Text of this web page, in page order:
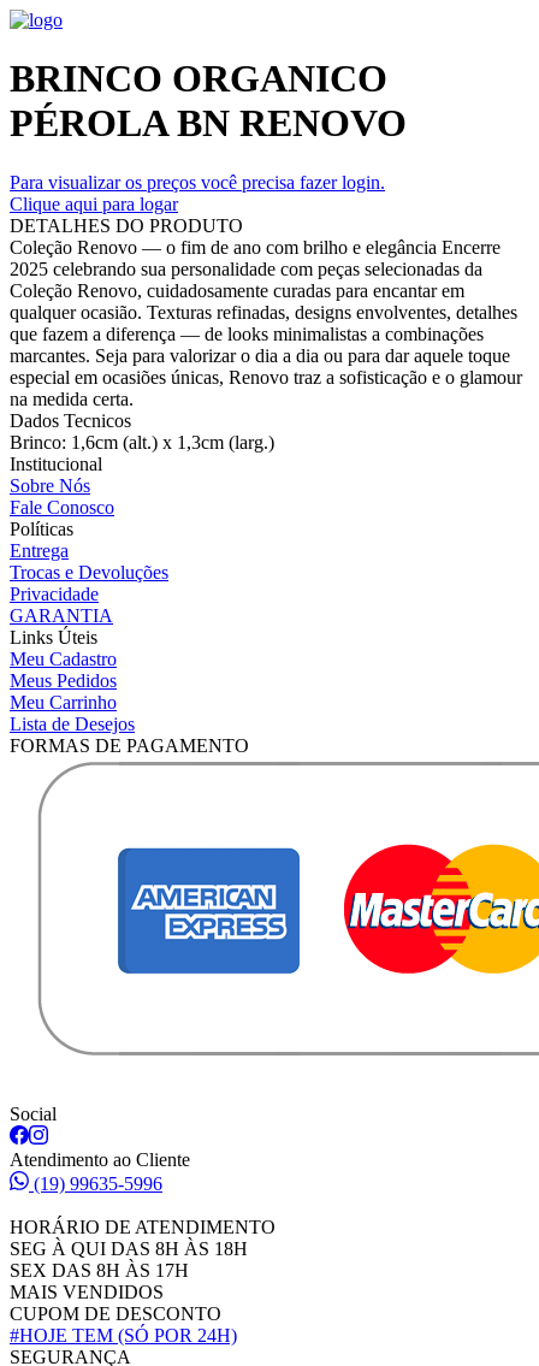
BRINCO ORGANICO
PÉROLA BN RENOVO
Para visualizar os preços você precisa fazer login.
Clique aqui para logar
DETALHES DO PRODUTO
Coleção Renovo — o fim de ano com brilho e elegância Encerre
2025 celebrando sua personalidade com peças selecionadas da
Coleção Renovo, cuidadosamente curadas para encantar em
qualquer ocasião. Texturas refinadas, designs envolventes, detalhes
que fazem a diferença — de looks minimalistas a combinações
marcantes. Seja para valorizar o dia a dia ou para dar aquele toque
especial em ocasiões únicas, Renovo traz a sofisticação e o glamour
na medida certa.
Dados Tecnicos
Brinco: 1,6cm (alt.) x 1,3cm (larg.)
Institucional
Sobre Nós
Fale Conosco
Políticas
Entrega
Trocas e Devoluções
Privacidade
GARANTIA
Links Úteis
Meu Cadastro
Meus Pedidos
Meu Carrinho
Lista de Desejos
FORMAS DE PAGAMENTO
Social
Atendimento ao Cliente
(19) 99635-5996
HORÁRIO DE ATENDIMENTO
SEG À QUI DAS 8H ÀS 18H
SEX DAS 8H ÀS 17H
MAIS VENDIDOS
CUPOM DE DESCONTO
#HOJE TEM (SÓ POR 24H)
SEGURANÇA